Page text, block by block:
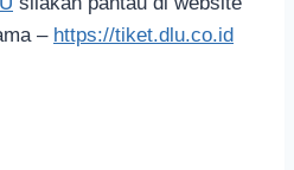
– https://tiket.dlu.co.id